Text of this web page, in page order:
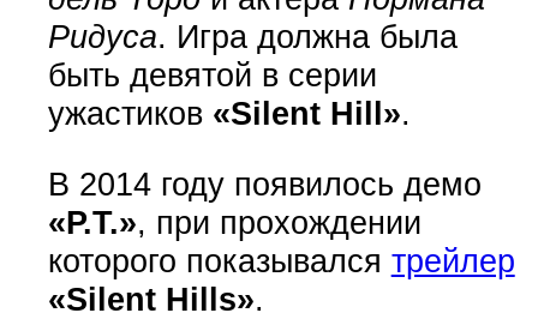
Ридуса. Игра должна была
быть девятой в серии
ужастиков «Silent Hill».
В 2014 году появилось демо
«P.T.», при прохождении
которого показывался трейлер
«Silent Hills».